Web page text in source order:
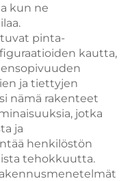
kun ne
pinta-
kautta,
ja tiettyjen
nämä rakenteet
jotka
ja
henkilöstön
tehokkuutta.